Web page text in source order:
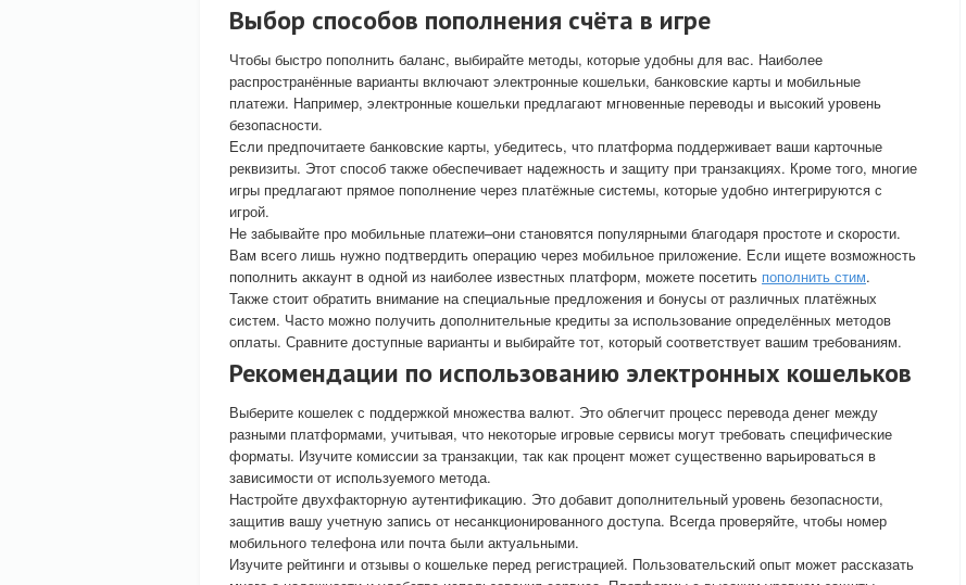
Выбор способов пополнения счёта в игре
Чтобы быстро пополнить баланс, выбирайте методы, которые удобны для вас. Наиболее
распространённые варианты включают электронные кошельки, банковские карты и мобильные
платежи. Например, электронные кошельки предлагают мгновенные переводы и высокий уровень
безопасности.
Если предпочитаете банковские карты, убедитесь, что платформа поддерживает ваши карточные
реквизиты. Этот способ также обеспечивает надежность и защиту при транзакциях. Кроме того, многие
игры предлагают прямое пополнение через платёжные системы, которые удобно интегрируются с
игрой.
Не забывайте про мобильные платежи–они становятся популярными благодаря простоте и скорости.
Вам всего лишь нужно подтвердить операцию через мобильное приложение. Если ищете возможность
пополнить аккаунт в одной из наиболее известных платформ, можете посетить пополнить стим.
Также стоит обратить внимание на специальные предложения и бонусы от различных платёжных
систем. Часто можно получить дополнительные кредиты за использование определённых методов
оплаты. Сравните доступные варианты и выбирайте тот, который соответствует вашим требованиям.
Рекомендации по использованию электронных кошельков
Выберите кошелек с поддержкой множества валют. Это облегчит процесс перевода денег между
разными платформами, учитывая, что некоторые игровые сервисы могут требовать специфические
форматы. Изучите комиссии за транзакции, так как процент может существенно варьироваться в
зависимости от используемого метода.
Настройте двухфакторную аутентификацию. Это добавит дополнительный уровень безопасности,
защитив вашу учетную запись от несанкционированного доступа. Всегда проверяйте, чтобы номер
мобильного телефона или почта были актуальными.
Изучите рейтинги и отзывы о кошельке перед регистрацией. Пользовательский опыт может рассказать